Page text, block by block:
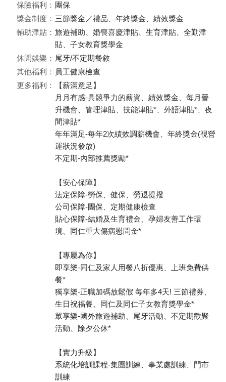
保險福利： 團保
獎金制度： 三節獎金／禮品、年終獎金、績效獎金
輔助津貼： 旅遊補助、婚喪喜慶津貼、生育津貼、全勤津
貼、子女教育獎學金
休閒娛樂： 尾牙/不定期餐敘
其他福利： 員工健康檢查
更多福利：
【薪滿意足】
月月有感-具競爭力的薪資、績效獎金、每月晉
升機會、管理津貼、技能津貼*、外語津貼*、夜
間津貼*
年年滿足-每年2次績效調薪機會、年終獎金(視營
運狀況發放)
不定期-內部推薦獎勵*
【安心保障】
法定保障-勞保、健保、勞退提撥
公司保障-團保、定期健康檢查
貼心保障-結婚及生育禮金、孕婦友善工作環
境、同仁重大傷病慰問金*
【專屬為你】
即享樂-同仁及家人用餐八折優惠、上班免費供
餐*
獨享樂-正職加碼放鬆假 每年多4天! 三節禮券、
生日祝福餐、同仁及同仁子女教育獎學金*
眾享樂-國外旅遊補助、尾牙活動、不定期歡聚
活動、除夕公休*
【實力升級】
系統化培訓課程-集團訓練、事業處訓練、門市
訓練